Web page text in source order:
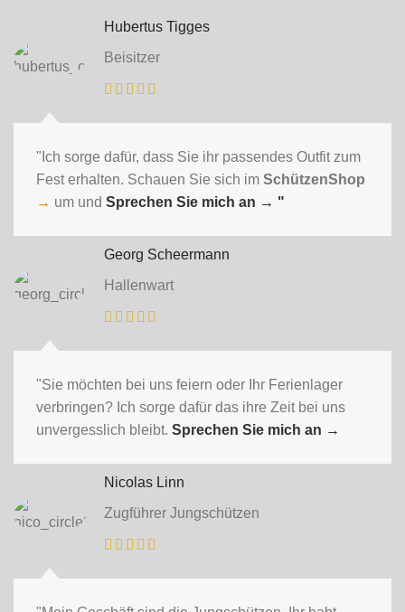
Hubertus Tigges
Beisitzer
"Ich sorge dafür, dass Sie ihr passendes Outfit zum
Fest erhalten. Schauen Sie sich im SchützenShop
→ um und Sprechen Sie mich an → "
Georg Scheermann
Hallenwart
"Sie möchten bei uns feiern oder Ihr Ferienlager
verbringen? Ich sorge dafür das ihre Zeit bei uns
unvergesslich bleibt. Sprechen Sie mich an →
Nicolas Linn
Zugführer Jungschützen